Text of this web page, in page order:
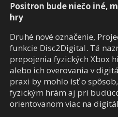
Positron bude niečo iné,
hry
Druhé nové označenie,
funkcie Disc2Digital. Tá
prepojenia fyzických Xbox
alebo ich overovania v
praxi by mohlo ísť o
fyzickým hrám aj pri
orientovanom viac na